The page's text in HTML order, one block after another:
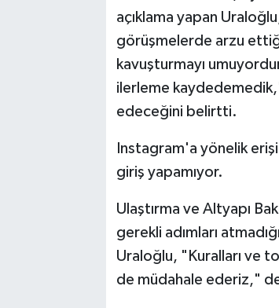
açıklama yapan
görüşmelerde arzu
kavuşturmayı
ilerleme
edeceğini belirtti.
Instagram'a yönelik
giriş yapamıyor.
Ulaştırma ve Altyapı
gerekli adımları
Uraloğlu, "Kuralları ve
de müdahale ederiz,"